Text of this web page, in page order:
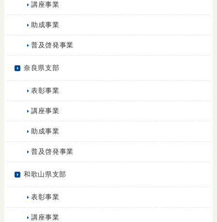
講座事業
助成事業
普及啓発事業
奈良県支部
表彰事業
講座事業
助成事業
普及啓発事業
和歌山県支部
表彰事業
講座事業